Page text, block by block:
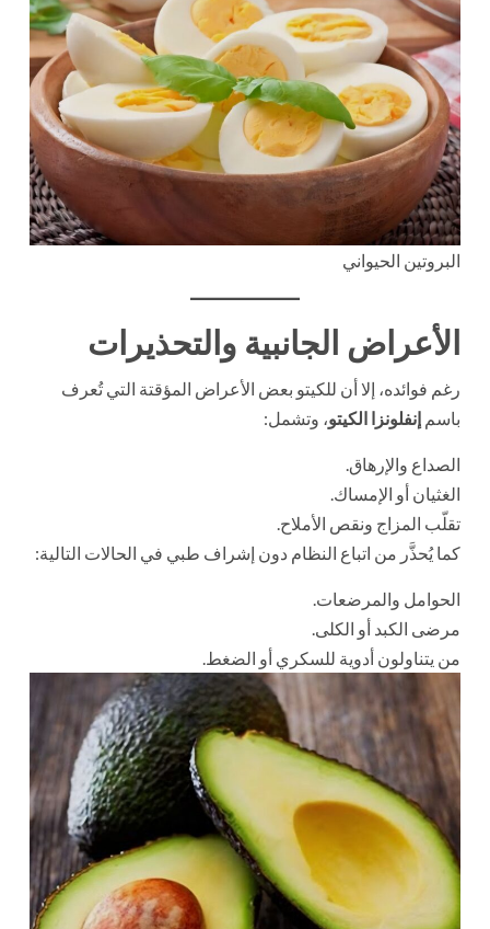
البروتين الحيواني
الأعراض الجانبية والتحذيرات
رغم فوائده، إلا أن للكيتو بعض الأعراض المؤقتة التي تُعرف
باسم إنفلونزا الكيتو، وتشمل:
الصداع والإرهاق.
الغثيان أو الإمساك.
تقلّب المزاج ونقص الأملاح.
كما يُحذَّر من اتباع النظام دون إشراف طبي في الحالات التالية:
الحوامل والمرضعات.
مرضى الكبد أو الكلى.
من يتناولون أدوية للسكري أو الضغط.